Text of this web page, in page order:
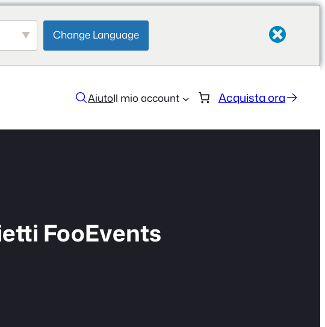
Change Language
AiutoIl mio account Acquista ora
FooEvents